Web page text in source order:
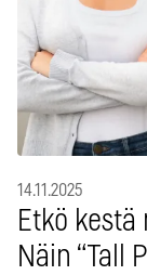
14.11.2025
Etkö kestä
Näin “Tall